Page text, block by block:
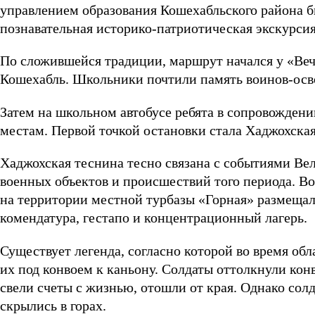
управлением образования Кошехабльского района
познавательная историко-патриотическая
По сложившейся традиции, маршрут начался у
Кошехабль. Школьники почтили память воинов-
Затем на школьном автобусе ребята в
местам. Первой точкой остановки стала
Хаджохская теснина тесно связана с событиями
военных объектов и происшествий того периода.
на территории местной турбазы «Горная»
комендатура, гестапо и концентрационный лагерь.
Существует легенда, согласно которой во время
их под конвоем к каньону. Солдаты оттолкнули
свели счеты с жизнью, отошли от края. Однако
скрылись в горах.